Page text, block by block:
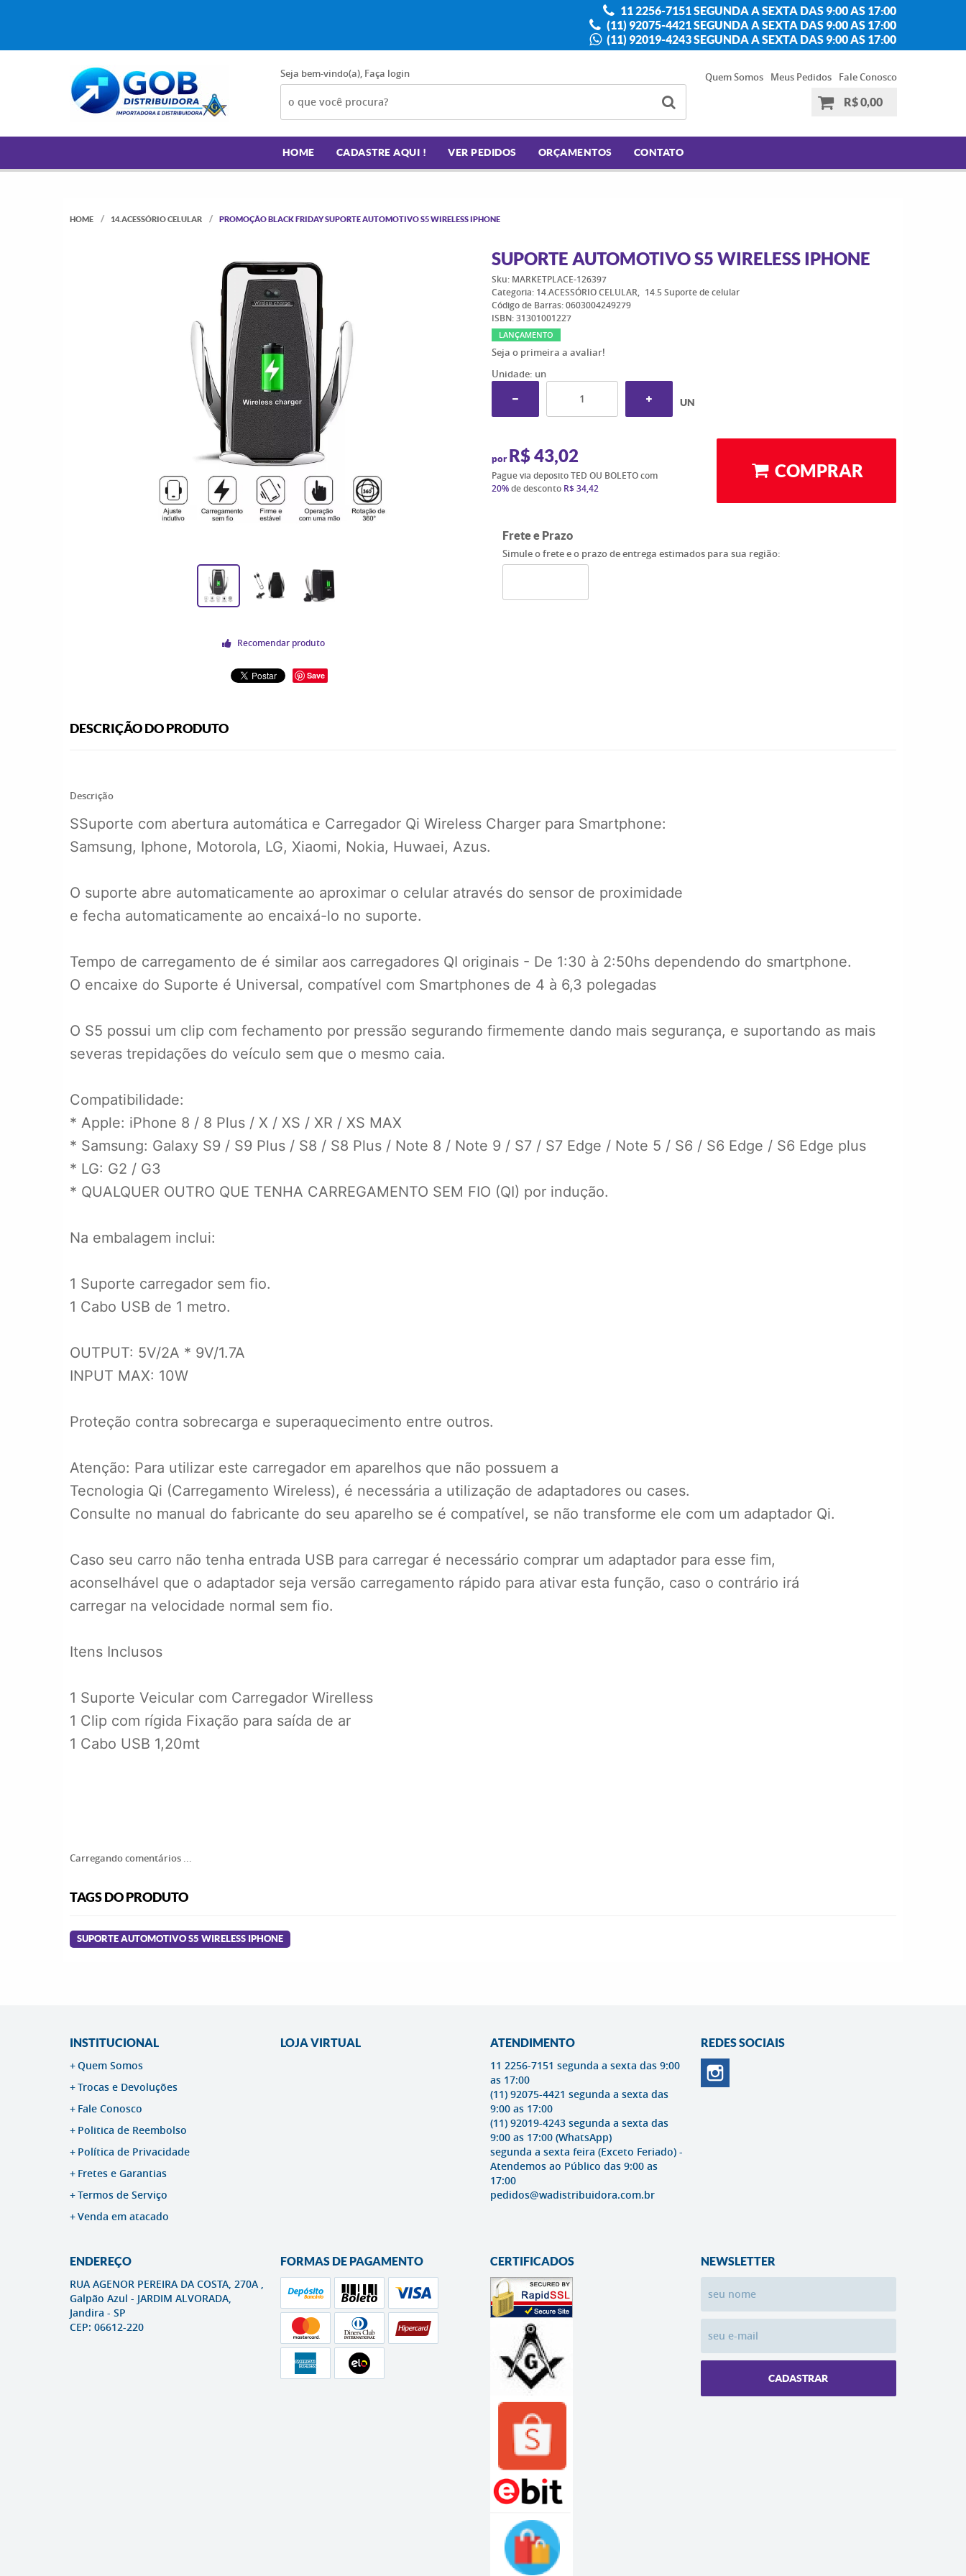
11 2256-7151 SEGUNDA A SEXTA DAS 9:00 AS 17:00
(11) 92075-4421 SEGUNDA A SEXTA DAS 9:00 AS 17:00
(11) 92019-4243 SEGUNDA A SEXTA DAS 9:00 AS 17:00
Seja bem-vindo(a), Faça login Quem Somos Meus Pedidos
Fale Conosco
R$ 0,00
HOME CADASTRE AQUI ! VER PEDIDOS ORÇAMENTOS CONTATO
HOME 14.ACESSÓRIO CELULAR PROMOÇÃO BLACK FRIDAY SUPORTE AUTOMOTIVO S5 WIRELESS IPHONE
Recomendar produto
Save
SUPORTE AUTOMOTIVO S5 WIRELESS IPHONE
Sku: MARKETPLACE-126397
Categoria: 14.ACESSÓRIO CELULAR
14.5 Suporte de celular
Código de Barras:0603004249279
ISBN:31301001227
LANÇAMENTO
Seja o primeira a avaliar!
Unidade: un
UN
por R$ 43,02
Pague via deposito TED OU BOLETO com
20%de desconto R$ 34,42
COMPRAR
Frete e Prazo
Simule o frete e o prazo de entrega estimados para sua região:
DESCRIÇÃO DO PRODUTO
Descrição
SSuporte com abertura automática e Carregador Qi Wireless Charger para Smartphone:
Samsung, Iphone, Motorola, LG, Xiaomi, Nokia, Huwaei, Azus.
O suporte abre automaticamente ao aproximar o celular através do sensor de proximidade
e fecha automaticamente ao encaixá-lo no suporte.
Tempo de carregamento de é similar aos carregadores QI originais - De 1:30 à 2:50hs dependendo do smartphone.
O encaixe do Suporte é Universal, compatível com Smartphones de 4 à 6,3 polegadas
O S5 possui um clip com fechamento por pressão segurando firmemente dando mais segurança, e suportando as mais
severas trepidações do veículo sem que o mesmo caia.
Compatibilidade:
* Apple: iPhone 8 / 8 Plus / X / XS / XR / XS MAX
* Samsung: Galaxy S9 / S9 Plus / S8 / S8 Plus / Note 8 / Note 9 / S7 / S7 Edge / Note 5 / S6 / S6 Edge / S6 Edge plus
* LG: G2 / G3
* QUALQUER OUTRO QUE TENHA CARREGAMENTO SEM FIO (QI) por indução.
Na embalagem inclui:
1 Suporte carregador sem fio.
1 Cabo USB de 1 metro.
OUTPUT: 5V/2A * 9V/1.7A
INPUT MAX: 10W
Proteção contra sobrecarga e superaquecimento entre outros.
Atenção: Para utilizar este carregador em aparelhos que não possuem a
Tecnologia Qi (Carregamento Wireless), é necessária a utilização de adaptadores ou cases.
Consulte no manual do fabricante do seu aparelho se é compatível, se não transforme ele com um adaptador Qi.
Caso seu carro não tenha entrada USB para carregar é necessário comprar um adaptador para esse fim,
aconselhável que o adaptador seja versão carregamento rápido para ativar esta função, caso o contrário irá
carregar na velocidade normal sem fio.
Itens Inclusos
1 Suporte Veicular com Carregador Wirelless
1 Clip com rígida Fixação para saída de ar
1 Cabo USB 1,20mt
Carregando comentários ...
TAGS DO PRODUTO
SUPORTE AUTOMOTIVO S5 WIRELESS IPHONE
INSTITUCIONAL
Quem Somos
Trocas e Devoluções
Fale Conosco
Politica de Reembolso
Política de Privacidade
Fretes e Garantias
Termos de Serviço
Venda em atacado
LOJA VIRTUAL ATENDIMENTO
11 2256-7151 segunda a sexta das 9:00
as 17:00
(11) 92075-4421 segunda a sexta das
9:00 as 17:00
(11) 92019-4243 segunda a sexta das
9:00 as 17:00 (WhatsApp)
segunda a sexta feira (Exceto Feriado) -
Atendemos ao Público das 9:00 as
17:00
pedidos@wadistribuidora.com.br
REDES SOCIAIS
ENDEREÇO
RUA AGENOR PEREIRA DA COSTA, 270A ,
Galpão Azul - JARDIM ALVORADA,
Jandira - SP
CEP: 06612-220
FORMAS DE PAGAMENTO CERTIFICADOS NEWSLETTER
CADASTRAR